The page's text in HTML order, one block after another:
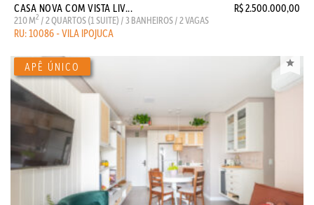
CASA NOVA COM VISTA LIV... R$ 2.500.000,00
210 M2 / 2 QUARTOS (1 SUITE) / 3 BANHEIROS / 2 VAGAS
RU: 10086 - VILA IPOJUCA